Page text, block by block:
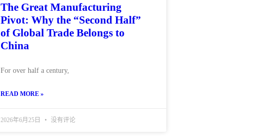
The Great Manufacturing
Pivot: Why the “Second Half”
of Global Trade Belongs to
China
For over half a century,
READ MORE »
2026年6月25日 没有评论